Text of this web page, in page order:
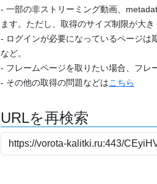
- 一部の非ストリーミング動画、
ます。ただし、取得のサイズ制限が大
- ログインが必要になっているページは
など。
- フレームページを取りたい場合、フレ
- その他の取得の問題などはこちら
URLを再検索